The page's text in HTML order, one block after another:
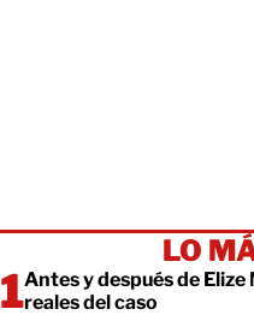
LO
Antes y después de Elize
reales del caso